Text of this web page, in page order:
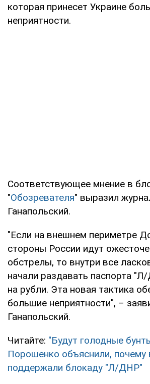
которая принесет Украине
неприятности.
Соответствующее мнение в
"Обозревателя" выразил
Ганапольский.
"Если на внешнем периметре
стороны России идут
обстрелы, то внутри все
начали раздавать паспорта
на рубли. Эта новая тактика
большие неприятности", –
Ганапольский.
Читайте: "Будут голодные
Порошенко объяснили, почему
поддержали блокаду "Л/ДНР"